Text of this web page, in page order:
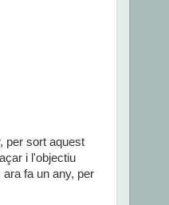
per sort aquest
i l'objectiu
fa un any, per